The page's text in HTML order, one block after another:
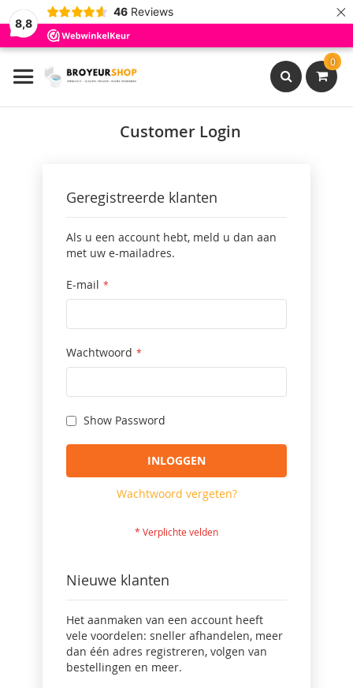
8,8
46 Reviews ×
Ga
naar
de
0
Search
Customer Login
Geregistreerde klanten
Als u een account hebt, meld u dan aan
met uw e-mailadres.
E-mail
Wachtwoord
Show Password
INLOGGEN
Wachtwoord vergeten?
Nieuwe klanten
Het aanmaken van een account heeft
vele voordelen: sneller afhandelen, meer
dan één adres registreren, volgen van
bestellingen en meer.